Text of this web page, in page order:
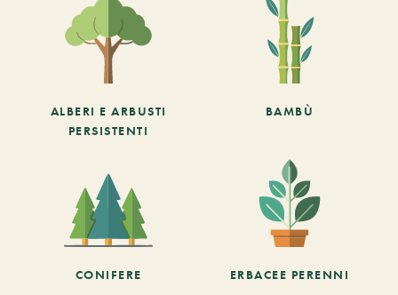
ALBERI E ARBUSTI
PERSISTENTI
BAMBÙ
CONIFERE ERBACEE PERENNI